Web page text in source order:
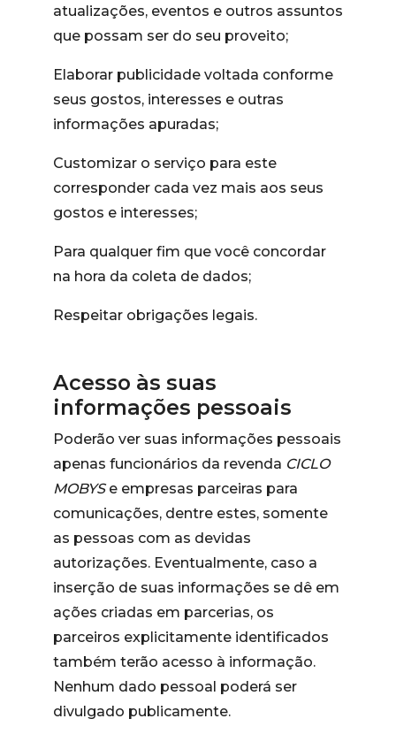
atualizações, eventos e outros assuntos
que possam ser do seu proveito;
Elaborar publicidade voltada conforme
seus gostos, interesses e outras
informações apuradas;
Customizar o serviço para este
corresponder cada vez mais aos seus
gostos e interesses;
Para qualquer fim que você concordar
na hora da coleta de dados;
Respeitar obrigações legais.
Acesso às suas
informações pessoais
Poderão ver suas informações pessoais
apenas funcionários da revenda CICLO
MOBYSe empresas parceiras para
comunicações, dentre estes, somente
as pessoas com as devidas
autorizações. Eventualmente, caso a
inserção de suas informações se dê em
ações criadas em parcerias, os
parceiros explicitamente identificados
também terão acesso à informação.
Nenhum dado pessoal poderá ser
divulgado publicamente.